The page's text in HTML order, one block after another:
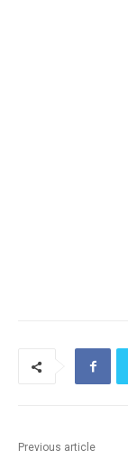
Previous article